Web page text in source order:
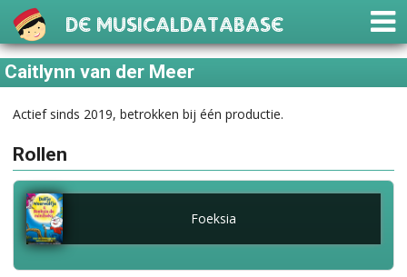
De Musicaldatabase
Caitlynn van der Meer
Actief sinds 2019, betrokken bij één productie.
Rollen
Foeksia